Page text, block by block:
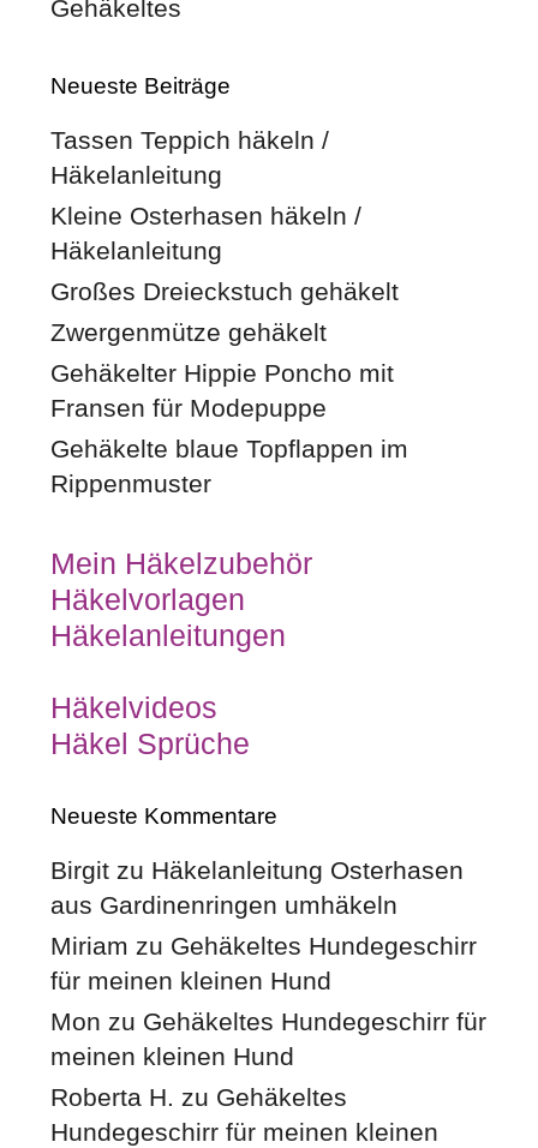
Gehäkeltes
Neueste Beiträge
Tassen Teppich häkeln /
Häkelanleitung
Kleine Osterhasen häkeln /
Häkelanleitung
Großes Dreieckstuch gehäkelt
Zwergenmütze gehäkelt
Gehäkelter Hippie Poncho mit
Fransen für Modepuppe
Gehäkelte blaue Topflappen im
Rippenmuster
Mein Häkelzubehör
Häkelvorlagen
Häkelanleitungen
Häkelvideos
Häkel Sprüche
Neueste Kommentare
Birgit zu Häkelanleitung Osterhasen
aus Gardinenringen umhäkeln
Miriam zu Gehäkeltes Hundegeschirr
für meinen kleinen Hund
Mon zu Gehäkeltes Hundegeschirr für
meinen kleinen Hund
Roberta H. zu Gehäkeltes
Hundegeschirr für meinen kleinen